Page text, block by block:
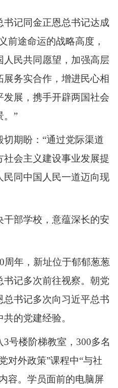
书记同金正恩总书记达成
前途命运的战略高度，
民共同愿望，加强高层
务实合作，增进民心相
展，携手开辟两国社会
。”
期盼：“通过党际渠道
会主义建设事业发展提
同中国人民一道迈向现
干部学校，意蕴深长的安
周年，新址位于郁郁葱葱
记多次前往视察。朝党
书记多次向习近平总书
的党建经验。
号楼阶梯教室，300多名
对外政策”课程中“与社
容。学员面前的电脑屏